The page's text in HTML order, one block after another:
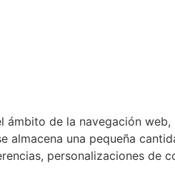
de la navegación
almacena una pequeña
personalizaciones de